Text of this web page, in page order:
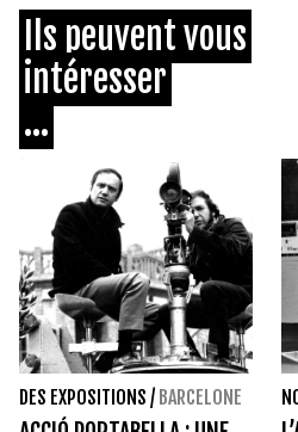
Ils peuvent vous
intéresser
...
DES EXPOSITIONS / BARCELONE